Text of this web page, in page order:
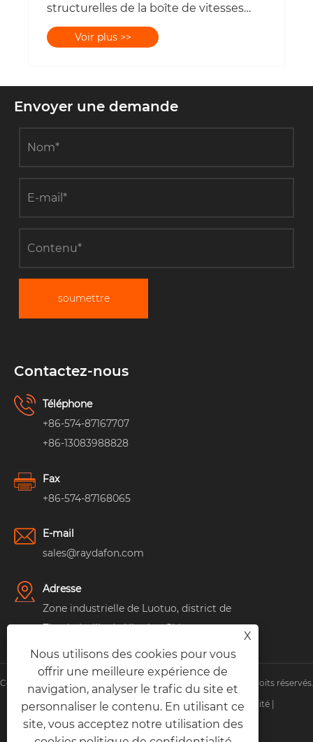
structurelles de la boîte de vitesses
Voir plus >>
Envoyer une demande
soumettre
Contactez-nous
Téléphone
+86-574-87167707
+86-13083988828
Fax
+86-574-87168065
E-mail
sales@raydafon.com
Adresse
Zone industrielle de Luotuo, district de
Zhenhai, ville de Ningbo, Chine
Copyright © Raydafon Technology Group Co., Limited Tous droits réservés.
Links | Sitemap | RSS | XML | politique de confidentialité
X
Nous utilisons des cookies pour vous
offrir une meilleure expérience de
navigation, analyser le trafic du site et
personnaliser le contenu. En utilisant ce
site, vous acceptez notre utilisation des